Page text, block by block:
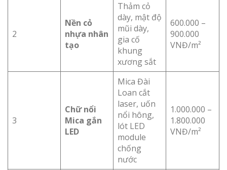
2
Nền cỏ
nhựa nhân
tạo
Thảm cỏ
dày, mật độ
mũi dày,
gia cố
khung
xương sắt
600.000 –
900.000
VNĐ/m²
3
Chữ nổi
Mica gắn
LED
Mica Đài
Loan cắt
laser, uốn
nổi hông,
lót LED
module
chống
nước
1.000.000 –
1.800.000
VNĐ/m²